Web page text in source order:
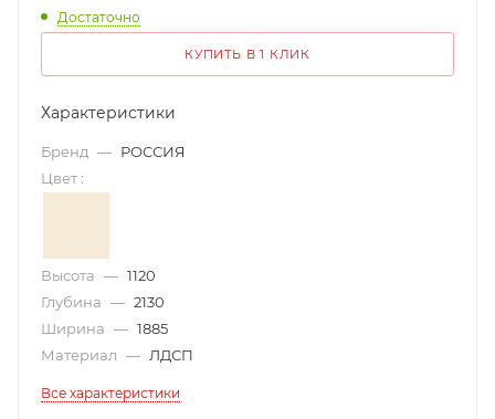
Достаточно
КУПИТЬ В 1 КЛИК
Характеристики
Бренд — РОССИЯ
Цвет :
Высота — 1120
Глубина — 2130
Ширина — 1885
Материал — ЛДСП
Все характеристики